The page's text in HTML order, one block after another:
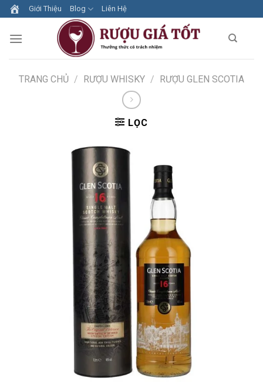
Skip
to
content
Giới Thiệu Blog Liên Hệ
TRANG CHỦ / RƯỢU WHISKY / RƯỢU GLEN SCOTIA
LỌC